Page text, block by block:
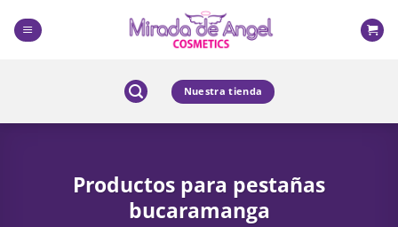
content
Nuestra tienda
Productos para pestañas
bucaramanga